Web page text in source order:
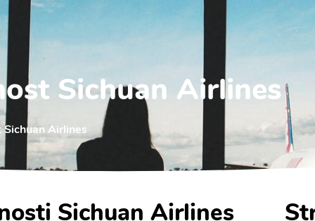
Sichuan Airlines
Airlines
Sichuan Airlines